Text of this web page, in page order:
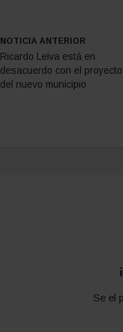
NOTICIA ANTERIOR
Ricardo Leiva está en
desacuerdo con el proyecto
del nuevo municipio
Se el